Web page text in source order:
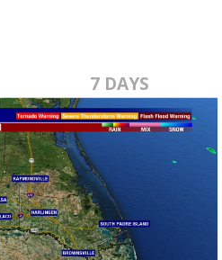
7 DAYS